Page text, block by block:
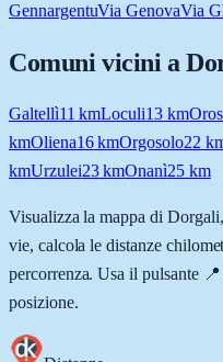
GennargentuVia GenovaVia
Comuni vicini a
Galtellì11 kmLoculi13 km
kmOliena16kmOrgosolo22
kmUrzulei23kmOnanì25 km
Visualizza la mappa di Dorgali
vie, calcola le distanze
percorrenza. Usa il pulsante
posizione.